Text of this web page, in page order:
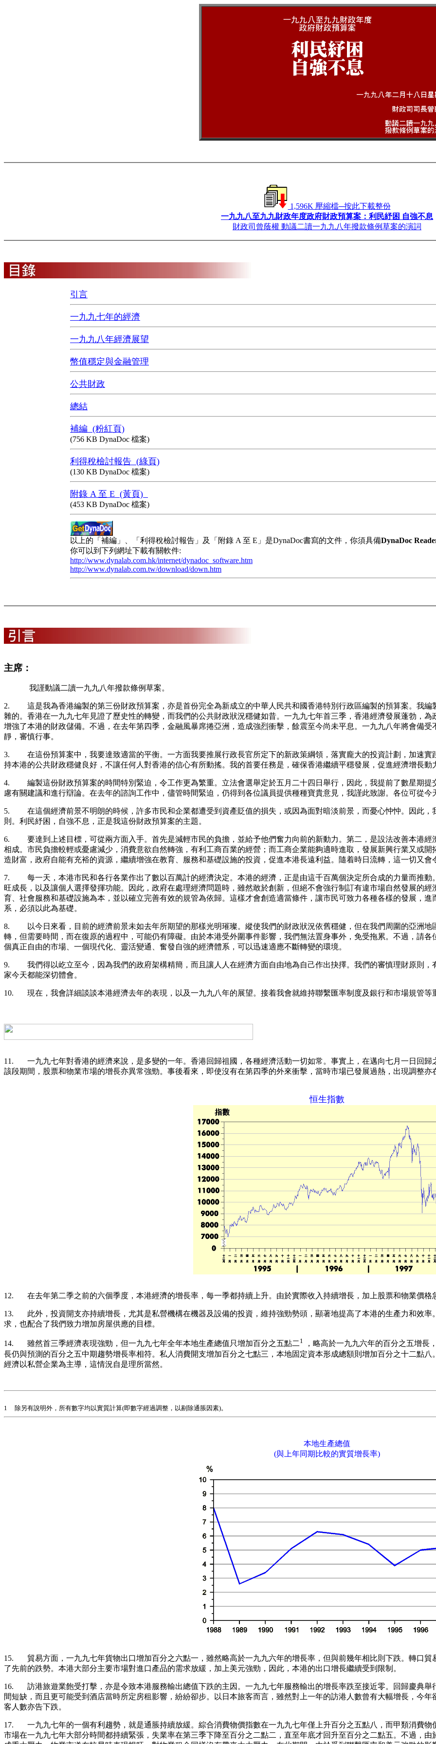
1,596K 壓縮檔─按此下載整份
一九九八至九九財政年度政府財政預算案：利民紓困 自強不息
財政司曾蔭權 動議二讀一九九八年撥款條例草案的演詞
引言
一九九七年的經濟
一九九八年經濟展望
幣值穩定與金融管理
公共財政
總結
補編 (粉紅頁)
(756 KB DynaDoc 檔案)
利得稅檢討報告 (綠頁)
(130 KB DynaDoc 檔案)
附錄 A 至 E (黃頁)
(453 KB DynaDoc 檔案)
以上的「補編」、「利得稅檢討報告」及「附錄 A 至 E」是DynaDoc書寫的文件，你須具備DynaDoc
你可以到下列網址下載有關軟件:
http://www.dynalab.com.hk/internet/dynadoc_software.htm
http://www.dynalab.com.tw/download/down.htm
主席：
我謹動議二讀一九九八年撥款條例草案。
2. 這是我為香港編製的第三份財政預算案，亦是首份完全為新成立的中華人民共和國香港特別行政區編製的預算案。我編
雜的。香港在一九九七年見證了歷史性的轉變，而我們的公共財政狀況穩健如昔。一九九七年首三季，香港經濟發展蓬勃，
增強了本港的財政儲備。不過，在去年第四季，金融風暴席捲亞洲，造成強烈衝擊，餘震至今尚未平息。一九九八年將會備
靜，審慎行事。
3. 在這份預算案中，我要達致適當的平衡。一方面我要推展行政長官所定下的新政策綱領，落實龐大的投資計劃，加速實
持本港的公共財政穩健良好，不讓任何人對香港的信心有所動搖。我的首要任務是，確保香港繼續平穩發展，促進經濟增長動
4. 編製這份財政預算案的時間特別緊迫，令工作更為繁重。立法會選舉定於五月二十四日舉行，因此，我提前了數星期提
慮有關建議和進行辯論。在去年的諮詢工作中，儘管時間緊迫，仍得到各位議員提供種種寶貴意見，我謹此致謝。各位可從今
5. 在這個經濟前景不明朗的時候，許多市民和企業都遭受到資產貶值的損失，或因為面對暗淡前景，而憂心忡忡。因此，
則。利民紓困，自強不息，正是我這份財政預算案的主題。
6. 要達到上述目標，可從兩方面入手。首先是減輕市民的負擔，並給予他們奮力向前的新動力。第二，是設法改善本港經
相成。市民負擔較輕或憂慮減少，消費意欲自然轉強，有利工商百業的經營；而工商企業能夠適時進取，發展新興行業又或
造財富，政府自能有充裕的資源，繼續增強在教育、服務和基礎設施的投資，促進本港長遠利益。隨着時日流轉，這一切又會
7. 每一天，本港市民和各行各業作出了數以百萬計的經濟決定。本港的經濟，正是由這千百萬個決定所合成的力量而推動
旺成長，以及讓個人選擇發揮功能。因此，政府在處理經濟問題時，雖然敢於創新，但絕不會強行制訂有違市場自然發展的
育、社會服務和基礎設施為本，並以確立完善有效的規管為依歸。這樣才會創造適當條件，讓市民可致力各種各樣的發展，
系，必須以此為基礎。
8. 以今日來看，目前的經濟前景未如去年所期望的那樣光明璀璨。縱使我們的財政狀況依舊穩健，但在我們周圍的亞洲地
轉，但需要時間，而在復原的過程中，可能仍有障礙。由於本港受外圍事件影響，我們無法置身事外，免受拖累。不過，請
個真正自由的市場、一個現代化、靈活變通、奮發自強的經濟體系，可以迅速適應不斷轉變的環境。
9. 我們得以屹立至今，因為我們的政府架構精簡，而且讓人人在經濟方面自由地為自己作出抉擇。我們的審慎理財原則，
家今天都能深切體會。
10. 現在，我會詳細談談本港經濟去年的表現，以及一九九八年的展望。接着我會就維持聯繫匯率制度及銀行和市場規管等
11. 一九九七年對香港的經濟來說，是多變的一年。香港回歸祖國，各種經濟活動一切如常。事實上，在邁向七月一日回歸
該段期間，股票和物業市場的增長亦異常強勁。事後看來，即使沒有在第四季的外來衝擊，當時市場已發展過熱，出現調整亦
恒生指數
12. 在去年第二季之前的六個季度，本港經濟的增長率，每一季都持續上升。由於實際收入持續增長，加上股票和物業價格
13. 此外，投資開支亦持續增長，尤其是私營機構在機器及設備的投資，維持強勁勢頭，顯著地提高了本港的生產力和效率
求，也配合了我們致力增加房屋供應的目標。
14. 雖然首三季經濟表現強勁，但一九九七年全年本地生產總值只增加百分之五點二1
，略高於一九九六年的百分之五增長
長仍與預測的百分之五中期趨勢增長率相符。私人消費開支增加百分之七點三，本地固定資本形成總額則增加百分之十二點
經濟以私營企業為主導，這情況自是理所當然。
1 除另有說明外，所有數字均以實質計算(即數字經過調整，以剔除通脹因素)。
本地生產總值
(與上年同期比較的實質增長率)
15. 貿易方面，一九九七年貨物出口增加百分之六點一，雖然略高於一九九六年的增長率，但與前幾年相比則下跌。轉口貿
了先前的跌勢。本港大部分主要市場對進口產品的需求放緩，加上美元強勁，因此，本港的出口增長繼續受到限制。
16. 訪港旅遊業飽受打擊，亦是令致本港服務輸出總值下跌的主因。一九九七年服務輸出的增長率跌至接近零。回歸慶典舉
間短缺，而且更可能受到酒店當時所定房租影響，紛紛卻步。以日本旅客而言，雖然對上一年的訪港人數曾有大幅增長，今
客人數亦告下跌。
17. 一九九七年的一個有利趨勢，就是通脹持續放緩。綜合消費物價指數在一九九七年僅上升百分之五點八，而甲類消費物
市場在一九九七年大部分時間都持續緊張，失業率在第三季下降至百分之二點二，直至年底才回升至百分之二點五。不過，